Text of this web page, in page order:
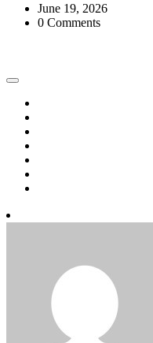
June 19, 2026
0 Comments